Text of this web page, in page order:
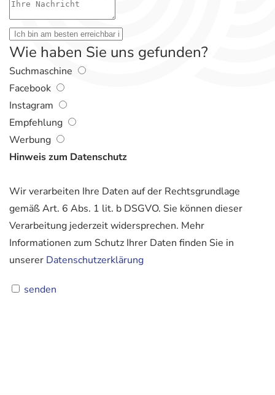
Wie haben Sie uns gefunden?
Suchmaschine
Facebook
Instagram
Empfehlung
Werbung
Hinweis zum Datenschutz
Wir verarbeiten Ihre Daten auf der Rechtsgrundlage
gemäß Art. 6 Abs. 1 lit. b DSGVO. Sie können dieser
Verarbeitung jederzeit widersprechen. Mehr
Informationen zum Schutz Ihrer Daten finden Sie in
unserer Datenschutzerklärung
senden